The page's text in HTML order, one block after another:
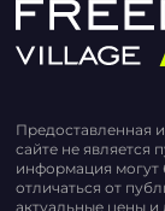
Предоставленная
сайте не
информация могут
отличаться от
актуальные цены и